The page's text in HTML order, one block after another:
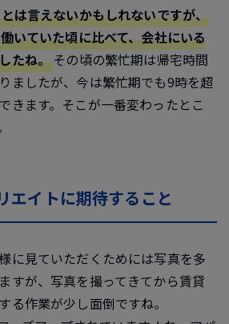
は言えないかもしれないですが、
いていた頃に比べて、会社にいる
たね。 その頃の繁忙期は帰宅時間
ましたが、今は繁忙期でも9時を超
きます。そこが一番変わったとこ
エイトに期待すること
に見ていただくためには写真を多
すが、写真を撮ってきてから賃貸
る作業が少し面倒ですね。